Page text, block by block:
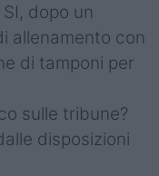
dopo un
allenamento con
di tamponi per
sulle tribune?
disposizioni